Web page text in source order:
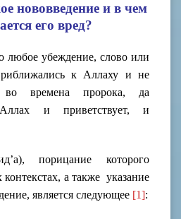
нововведение и в чем
его вред?
убеждение, слово или
к Аллаху и не
во времена пророка, да
и приветствует, и
порицание которого
а также указание
является следующее [1]: